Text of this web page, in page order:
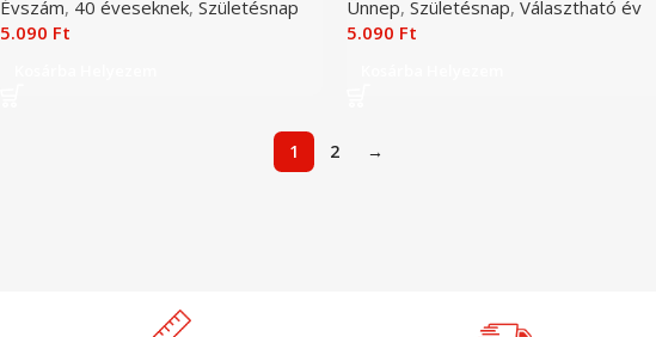
Évszám, 40 éveseknek, Születésnap
5.090 Ft
Ünnep, Születésnap, Választható év
5.090 Ft
1 2 →